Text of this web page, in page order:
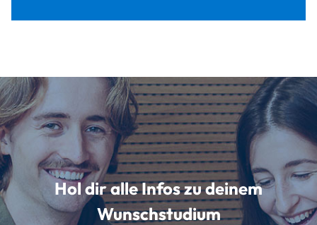
Hol dir alle Infos zu deinem
Wunschstudium